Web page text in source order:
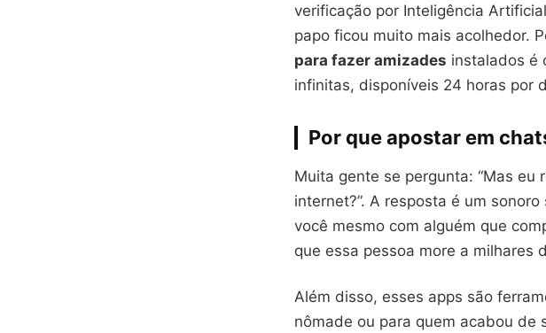
verificação por Inteligência
papo ficou muito mais acolhedor.
para fazer amizades instalados é
infinitas, disponíveis 24 horas por
Por que apostar em
Muita gente se pergunta: “Mas eu
internet?”. A resposta é um
você mesmo com alguém que
que essa pessoa more a milhares
Além disso, esses apps são
nômade ou para quem acabou de